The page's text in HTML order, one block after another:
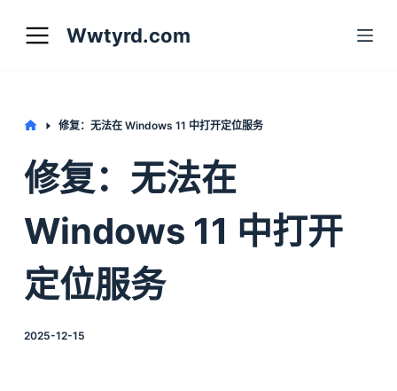
k
c
n
n
Wwtyrd.com
Home修复：无法在 Windows 11 中打开定位服务
修复：无法在
Windows 11 中打开
定位服务
2025-12-15